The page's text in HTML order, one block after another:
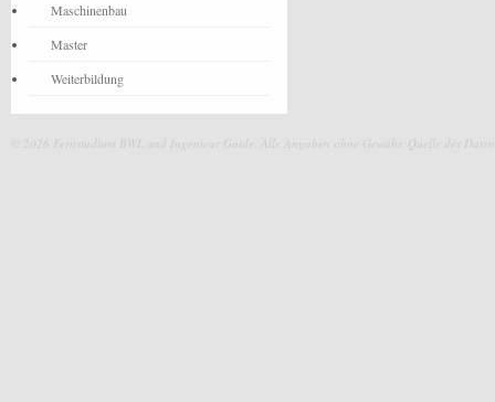
Maschinenbau
Master
Weiterbildung
© 2026 Fernstudium BWL und Ingenieur Guide. Alle Angaben ohne Gewähr. Quelle der